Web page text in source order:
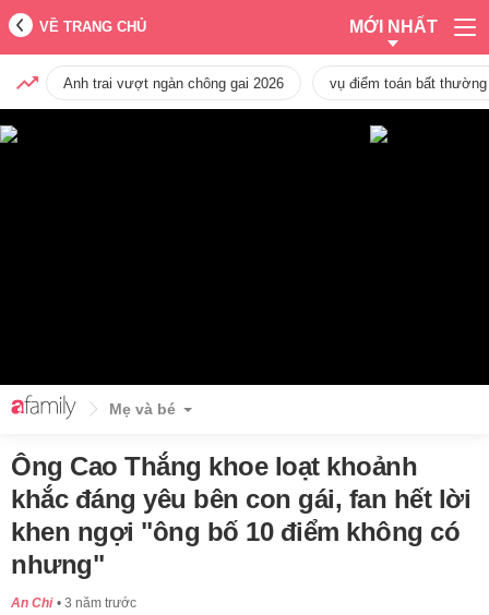
VỀ TRANG CHỦ MỚI NHẤT
Anh trai vượt ngàn chông gai 2026 vụ điểm toán bất
Mẹ và bé
Ông Cao Thắng khoe loạt khoảnh
khắc đáng yêu bên con gái, fan hết lời
khen ngợi "ông bố 10 điểm không có
nhưng"
An Chi 3 năm trước